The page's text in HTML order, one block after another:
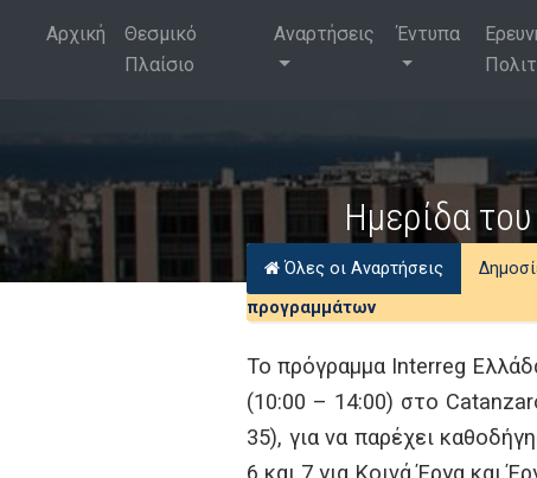
Αρχική
Θεσμικό
Πλαίσιο
Αναρτήσεις Έντυπα
Ημερίδα
Όλες οι Αναρτήσεις
προγραμμάτων
Το πρόγραμμα Interreg
(10:00 – 14:00) στο
35), για να παρέχει
6 και 7 για Κοινά Έργα και